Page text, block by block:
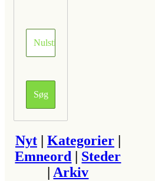
Nyt| Kategorier|
Emneord
Steder
|Arkiv